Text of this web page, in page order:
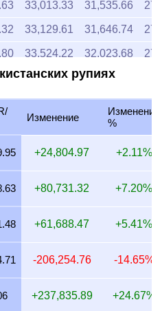
33,013.33 31,535.66
33,129.61 31,646.74
33,524.22 32,023.68
33,130.58 31,647.66
32,981.64 31,505.39
31,903.13
33,128.84 31,646.00
33,128.16 31,645.35
32,733.94 31,268.77
рупиях
Изменение
Изменение
%
+24,804.97 +2.11%
+80,731.32 +7.20%
+61,688.47 +5.41%
-206,254.76 -14.65%
+237,835.89 +24.67%